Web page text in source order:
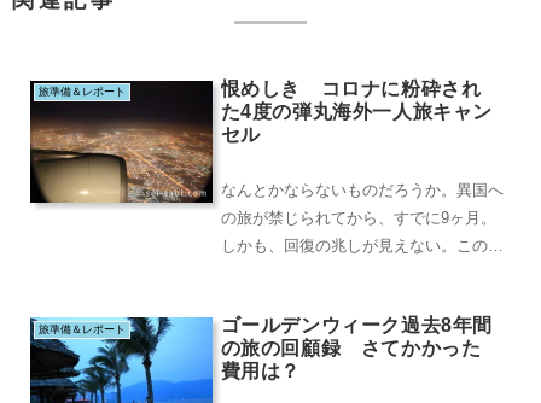
旅準備＆レポート
恨めしき コロナに粉砕され
た4度の弾丸海外一人旅キャン
セル
なんとかならないものだろうか。異国へ
の旅が禁じられてから、すでに9ヶ月。
しかも、回復の兆しが見えない。この野
旅準備＆レポート
ゴールデンウィーク過去8年間
の旅の回顧録 さてかかった
費用は？